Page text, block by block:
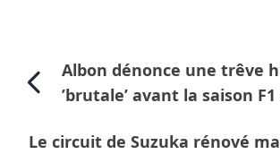
Albon dénonce une trêve
’brutale’ avant la saison F1
Le circuit de Suzuka rénové